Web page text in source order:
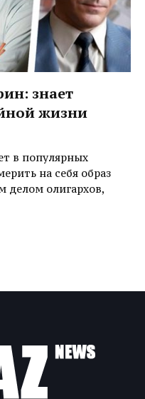
знает
жизни
в популярных
на себя образ
делом олигархов,